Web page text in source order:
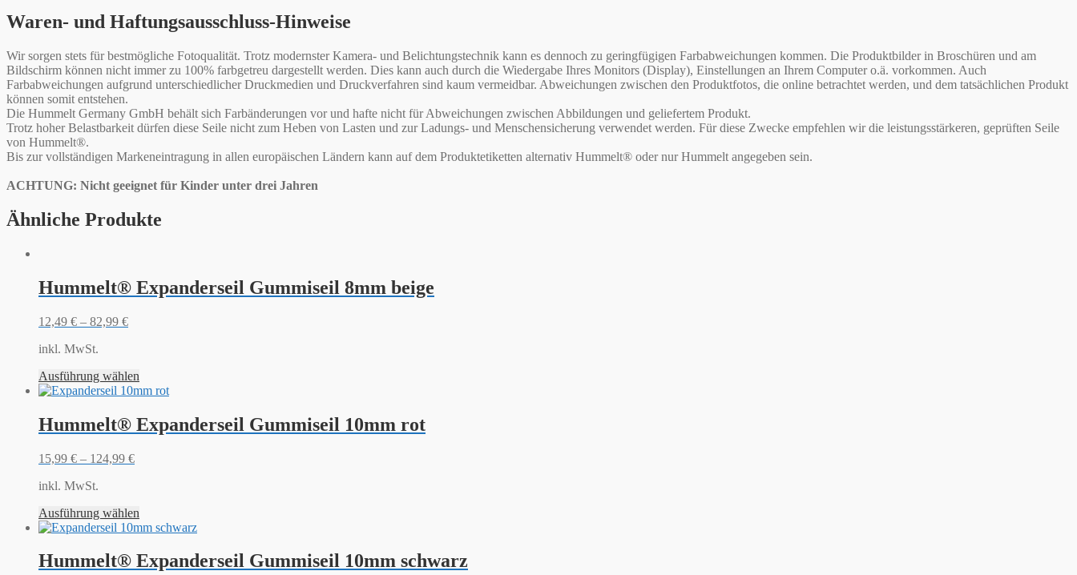
Waren- und Haftungsausschluss-Hinweise
Wir sorgen stets für bestmögliche Fotoqualität. Trotz modernster Kamera- und Belichtungstechnik kann es dennoch zu geringfügigen Farbabweichungen kommen. Die Produktbilder in Broschüren und am
Bildschirm können nicht immer zu 100% farbgetreu dargestellt werden. Dies kann auch durch die Wiedergabe Ihres Monitors (Display), Einstellungen an Ihrem Computer o.ä. vorkommen. Auch
Farbabweichungen aufgrund unterschiedlicher Druckmedien und Druckverfahren sind kaum vermeidbar. Abweichungen zwischen den Produktfotos, die online betrachtet werden, und dem tatsächlichen Produkt
können somit entstehen.
Die Hummelt Germany GmbH behält sich Farbänderungen vor und hafte nicht für Abweichungen zwischen Abbildungen und geliefertem Produkt.
Trotz hoher Belastbarkeit dürfen diese Seile nicht zum Heben von Lasten und zur Ladungs- und Menschensicherung verwendet werden. Für diese Zwecke empfehlen wir die leistungsstärkeren, geprüften Seile
von Hummelt®.
Bis zur vollständigen Markeneintragung in allen europäischen Ländern kann auf dem Produktetiketten alternativ Hummelt® oder nur Hummelt angegeben sein.
ACHTUNG: Nicht geeignet für Kinder unter drei Jahren
Ähnliche Produkte
Hummelt® Expanderseil Gummiseil 8mm beige
12,49 € – 82,99 €
inkl. MwSt.
Ausführung wählen
Hummelt® Expanderseil Gummiseil 10mm rot
15,99 € – 124,99 €
inkl. MwSt.
Ausführung wählen
Hummelt® Expanderseil Gummiseil 10mm schwarz